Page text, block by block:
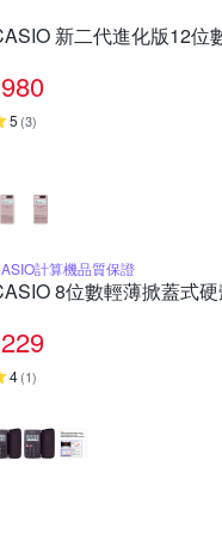
新二代進化版12位
980
5 (3)
計算機品質保證
8位數輕薄掀蓋式
229
4(1)